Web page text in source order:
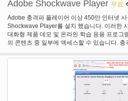
Adobe Shockwave Player 무료
Adobe 충격파 플레이어 이상 450만 인터넷
Shockwave Player를 설치 했습니다. 이러한
대화형 제품 데모 및 온라인 학습 응용 프로그
의 콘텐츠 중 일부에 액세스할 수 있습니다.